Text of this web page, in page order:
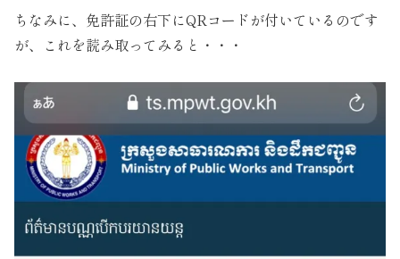
ちなみに、免許証の右下にQRコードが付いているのです
が、これを読み取ってみると・・・